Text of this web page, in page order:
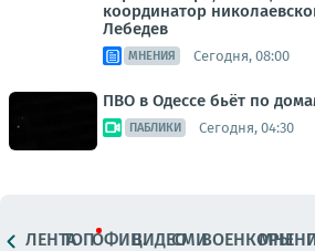
координатор
Лебедев
МНЕНИЯ Сегодня, 08:00
ПВО в Одессе бьёт по
ПАБЛИКИ Сегодня, 04:30
ЛЕНТАТОПОФИЦ.ВИДЕОСМИВОЕНКОРЫ